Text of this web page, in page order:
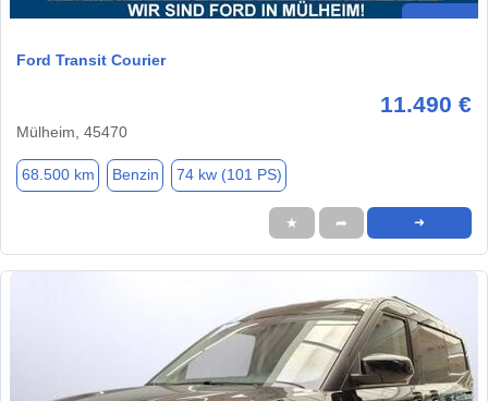
Ford Transit Courier
11.490 €
Mülheim, 45470
68.500 km Benzin 74 kw (101 PS)
★ ➦ ➜